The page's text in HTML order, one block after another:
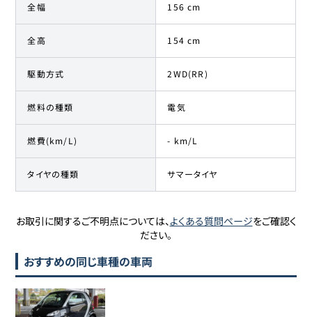
全幅 156 cm
全高 154 cm
駆動方式 2WD(RR)
燃料の種類 電気
燃費(km/L) - km/L
タイヤの種類 サマータイヤ
お取引に関するご不明点については、よくある質問ページをご確認く
ださい。
おすすめの同じ車種の車両